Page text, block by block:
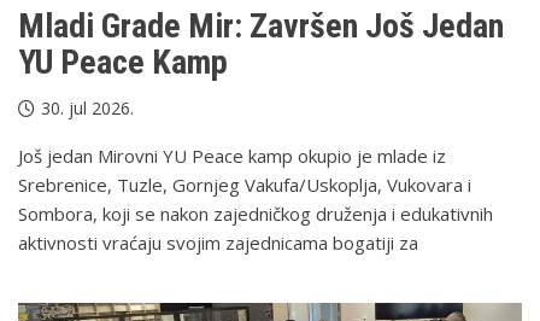
Mladi Grade Mir: Završеn Još Jedan
YU Peace Kamp
30. jul 2026.
Još jedan Mirovni YU Peace kamp okupio je mlade iz
Srebrenice, Tuzle, Gornjeg Vakufa/Uskoplja, Vukovara i
Sombora, koji se nakon zajedničkog druženja i edukativnih
aktivnosti vraćaju svojim zajednicama bogatiji za